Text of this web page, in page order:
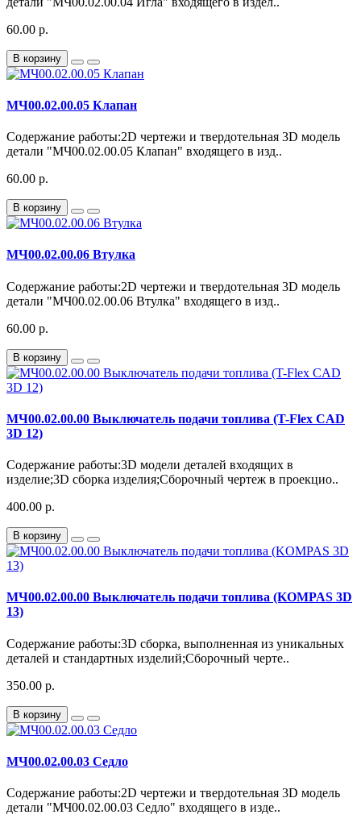
60.00 р.
В корзину
МЧ00.02.00.05 Клапан
Содержание работы:2D чертежи и твердотельная 3D модель
детали "МЧ00.02.00.05 Клапан" входящего в изд..
60.00 р.
В корзину
МЧ00.02.00.06 Втулка
Содержание работы:2D чертежи и твердотельная 3D модель
детали "МЧ00.02.00.06 Втулка" входящего в изд..
60.00 р.
В корзину
МЧ00.02.00.00 Выключатель подачи топлива (T-Flex CAD
3D 12)
Содержание работы:3D модели деталей входящих в
изделие;3D сборка изделия;Сборочный чертеж в проекцио..
400.00 р.
В корзину
МЧ00.02.00.00 Выключатель подачи топлива (KOMPAS 3D
13)
Содержание работы:3D сборка, выполненная из уникальных
деталей и стандартных изделий;Сборочный черте..
350.00 р.
В корзину
МЧ00.02.00.03 Седло
Содержание работы:2D чертежи и твердотельная 3D модель
детали "МЧ00.02.00.03 Седло" входящего в изде..